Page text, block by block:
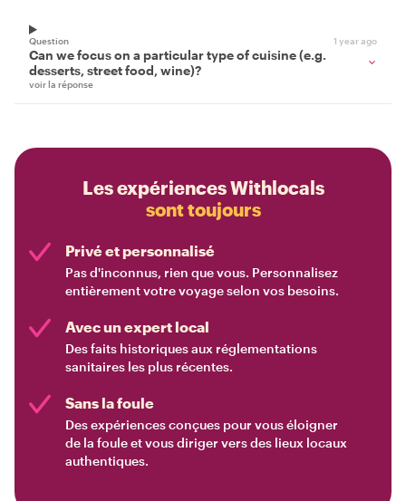
Question 1 year ago
Can we focus on a particular type of cuisine (e.g.
desserts, street food, wine)?
voir la réponse
Les expériences Withlocals
sont toujours
Privé et personnalisé
Pas d'inconnus, rien que vous. Personnalisez
entièrement votre voyage selon vos besoins.
Avec un expert local
Des faits historiques aux réglementations
sanitaires les plus récentes.
Sans la foule
Des expériences conçues pour vous éloigner
de la foule et vous diriger vers des lieux locaux
authentiques.